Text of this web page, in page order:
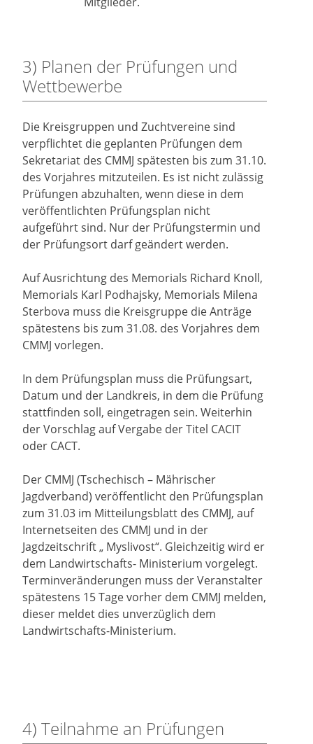
3) Planen der Prüfungen und
Wettbewerbe
Die Kreisgruppen und Zuchtvereine sind
verpflichtet die geplanten Prüfungen dem
Sekretariat des CMMJ spätesten bis zum 31.10.
des Vorjahres mitzuteilen. Es ist nicht zulässig
Prüfungen abzuhalten, wenn diese in dem
veröffentlichten Prüfungsplan nicht
aufgeführt sind. Nur der Prüfungstermin und
der Prüfungsort darf geändert werden.
Auf Ausrichtung des Memorials Richard Knoll,
Memorials Karl Podhajsky, Memorials Milena
Sterbova muss die Kreisgruppe die Anträge
spätestens bis zum 31.08. des Vorjahres dem
CMMJ vorlegen.
In dem Prüfungsplan muss die Prüfungsart,
Datum und der Landkreis, in dem die Prüfung
stattfinden soll, eingetragen sein. Weiterhin
der Vorschlag auf Vergabe der Titel CACIT
oder CACT.
Der CMMJ (Tschechisch – Mährischer
Jagdverband) veröffentlicht den Prüfungsplan
zum 31.03 im Mitteilungsblatt des CMMJ, auf
Internetseiten des CMMJ und in der
Jagdzeitschrift „ Myslivost“. Gleichzeitig wird er
dem Landwirtschafts- Ministerium vorgelegt.
Terminveränderungen muss der Veranstalter
spätestens 15 Tage vorher dem CMMJ melden,
dieser meldet dies unverzüglich dem
Landwirtschafts-Ministerium.
4) Teilnahme an Prüfungen